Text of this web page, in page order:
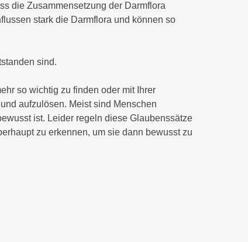
die Zusammensetzung der Darmflora
stark die Darmflora und können so
sind.
so wichtig zu finden oder mit Ihrer
aufzulösen. Meist sind Menschen
ist. Leider regeln diese Glaubenssätze
zu erkennen, um sie dann bewusst zu